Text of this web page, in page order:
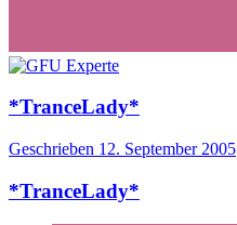
*TranceLady*
Geschrieben 12. September 2005
*TranceLady*